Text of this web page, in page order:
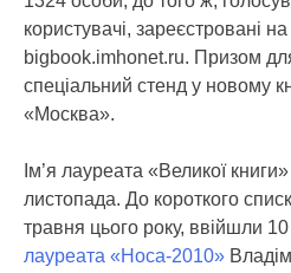
користувачі, зареєстровані на
bigbook.imhonet.ru. Призом
спеціальний стенд у новому
«Москва».
Ім’я лауреата «Великої
листопада. До короткого
травня цього року, ввійшли
лауреата «Носа-2010»